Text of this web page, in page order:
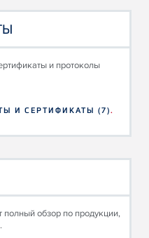
и протоколы
И СЕРТИФИКАТЫ (7).
обзор по продукции,